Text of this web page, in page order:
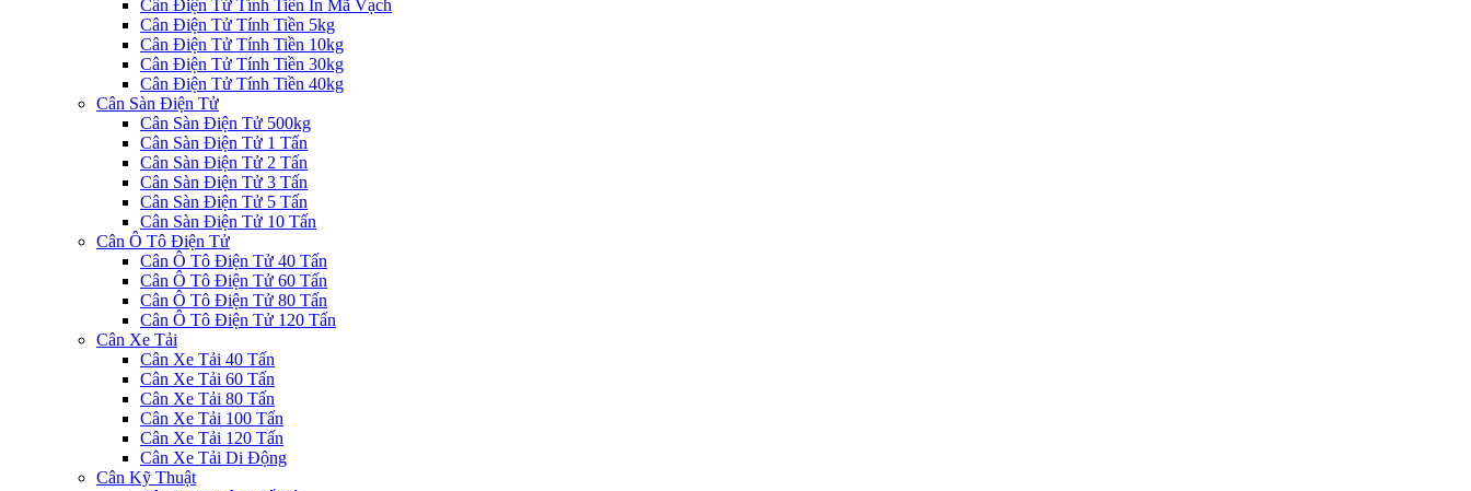
Cân Điện Tử Tính Tiền In Mã Vạch
Cân Điện Tử Tính Tiền 5kg
Cân Điện Tử Tính Tiền 10kg
Cân Điện Tử Tính Tiền 30kg
Cân Điện Tử Tính Tiền 40kg
Cân Sàn Điện Tử
Cân Sàn Điện Tử 500kg
Cân Sàn Điện Tử 1 Tấn
Cân Sàn Điện Tử 2 Tấn
Cân Sàn Điện Tử 3 Tấn
Cân Sàn Điện Tử 5 Tấn
Cân Sàn Điện Tử 10 Tấn
Cân Ô Tô Điện Tử
Cân Ô Tô Điện Tử 40 Tấn
Cân Ô Tô Điện Tử 60 Tấn
Cân Ô Tô Điện Tử 80 Tấn
Cân Ô Tô Điện Tử 120 Tấn
Cân Xe Tải
Cân Xe Tải 40 Tấn
Cân Xe Tải 60 Tấn
Cân Xe Tải 80 Tấn
Cân Xe Tải 100 Tấn
Cân Xe Tải 120 Tấn
Cân Xe Tải Di Động
Cân Kỹ Thuật